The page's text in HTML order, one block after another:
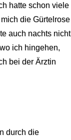
hatte schon viele
die Gürtelrose
auch nachts nicht
ich hingehen,
bei der Ärztin
durch die